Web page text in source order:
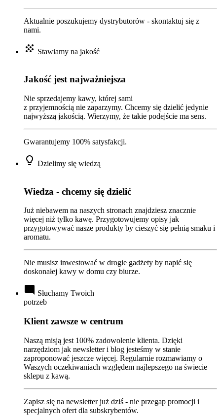
Aktualnie poszukujemy dystrybutorów - skontaktuj się z
nami.
grain Stawiamy na jakość
Jakość jest najważniejsza
Nie sprzedajemy kawy, której sami
z przyjemnością nie zaparzymy. Chcemy się dzielić jedynie
najwyższą jakością. Wierzymy, że takie podejście ma sens.
Gwarantujemy 100% satysfakcji.
lightbulb_outline Dzielimy się wiedzą
Wiedza - chcemy się dzielić
Już niebawem na naszych stronach znajdziesz znacznie
więcej niż tylko kawę. Przygotowujemy opisy jak
przygotowywać nasze produkty by cieszyć się pełnią smaku i
aromatu.
Nie musisz inwestować w drogie gadżety by napić się
doskonałej kawy w domu czy biurze.
mode_comment Słuchamy Twoich
potrzeb
Klient zawsze w centrum
Naszą misją jest 100% zadowolenie klienta. Dzięki
narzędziom jak newsletter i blog jesteśmy w stanie
zaproponować jeszcze więcej. Regularnie rozmawiamy o
Waszych oczekiwaniach względem najlepszego na świecie
sklepu z kawą.
Zapisz się na newsletter już dziś - nie przegap promocji i
specjalnych ofert dla subskrybentów.